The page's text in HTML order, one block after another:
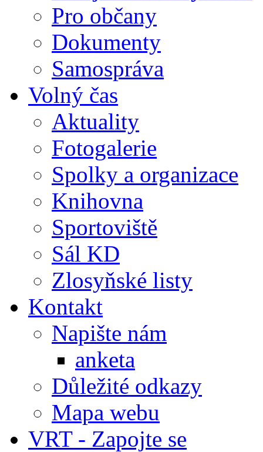
Pro občany
Dokumenty
Samospráva
Volný čas
Aktuality
Fotogalerie
Spolky a organizace
Knihovna
Sportoviště
Sál KD
Zlosyňské listy
Kontakt
Napište nám
anketa
Důležité odkazy
Mapa webu
VRT - Zapojte se